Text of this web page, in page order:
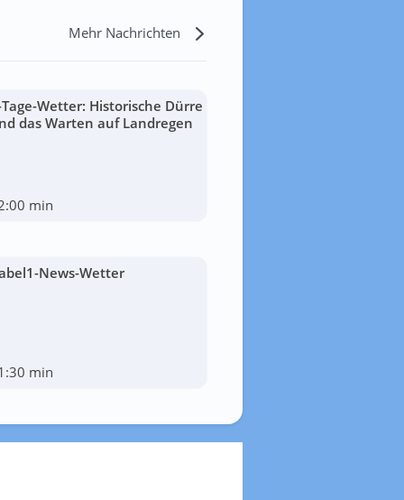
Mehr Nachrichten
Wetter: Historische Dürre
das Warten auf Landregen
min
News-Wetter
min